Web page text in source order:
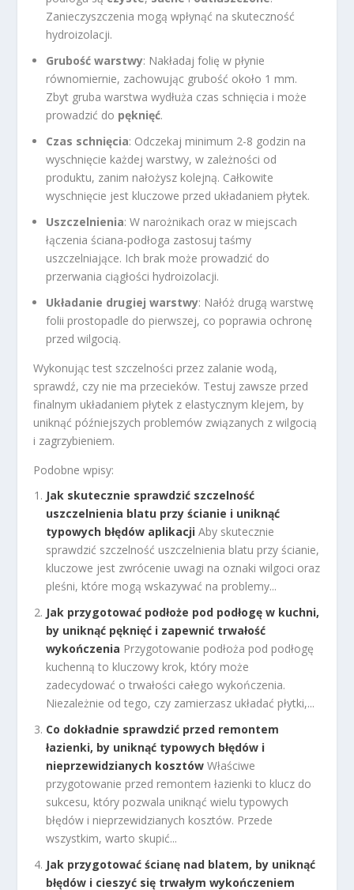
Zanieczyszczenia mogą wpłynąć na skuteczność
hydroizolacji.
Grubość warstwy: Nakładaj folię w płynie
równomiernie, zachowując grubość około 1 mm.
Zbyt gruba warstwa wydłuża czas schnięcia i może
prowadzić do pęknięć.
Czas schnięcia: Odczekaj minimum 2-8 godzin na
wyschnięcie każdej warstwy, w zależności od
produktu, zanim nałożysz kolejną. Całkowite
wyschnięcie jest kluczowe przed układaniem płytek.
Uszczelnienia: W narożnikach oraz w miejscach
łączenia ściana-podłoga zastosuj taśmy
uszczelniające. Ich brak może prowadzić do
przerwania ciągłości hydroizolacji.
Układanie drugiej warstwy: Nałóż drugą warstwę
folii prostopadle do pierwszej, co poprawia ochronę
przed wilgocią.
Wykonując test szczelności przez zalanie wodą,
sprawdź, czy nie ma przecieków. Testuj zawsze przed
finalnym układaniem płytek z elastycznym klejem, by
uniknąć późniejszych problemów związanych z wilgocią
i zagrzybieniem.
Podobne wpisy:
Jak skutecznie sprawdzić szczelność
uszczelnienia blatu przy ścianie i uniknąć
typowych błędów aplikacji Aby skutecznie
sprawdzić szczelność uszczelnienia blatu przy ścianie,
kluczowe jest zwrócenie uwagi na oznaki wilgoci oraz
pleśni, które mogą wskazywać na problemy...
Jak przygotować podłoże pod podłogę w kuchni,
by uniknąć pęknięć i zapewnić trwałość
wykończenia Przygotowanie podłoża pod podłogę
kuchenną to kluczowy krok, który może
zadecydować o trwałości całego wykończenia.
Niezależnie od tego, czy zamierzasz układać płytki,...
Co dokładnie sprawdzić przed remontem
łazienki, by uniknąć typowych błędów i
nieprzewidzianych kosztów Właściwe
przygotowanie przed remontem łazienki to klucz do
sukcesu, który pozwala uniknąć wielu typowych
błędów i nieprzewidzianych kosztów. Przede
wszystkim, warto skupić...
Jak przygotować ścianę nad blatem, by uniknąć
błędów i cieszyć się trwałym wykończeniem